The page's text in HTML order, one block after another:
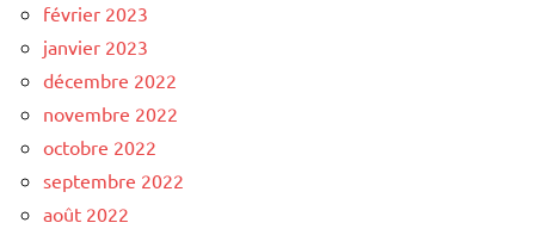
février 2023
janvier 2023
décembre 2022
novembre 2022
octobre 2022
septembre 2022
août 2022